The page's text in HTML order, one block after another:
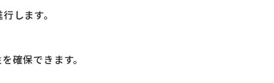
します。
確保できます。